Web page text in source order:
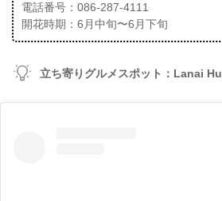
電話番号：086-287-4111
開花時期：6月中旬〜6月下旬
立ち寄りグルメスポット：Lanai